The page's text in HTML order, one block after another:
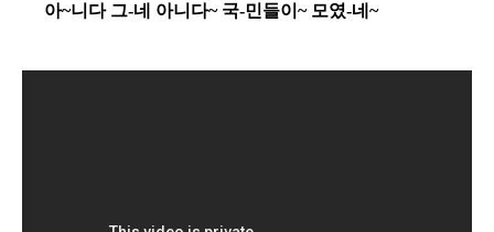
아~니다 그-네 아니다~ 국-민들이~ 모였-네~